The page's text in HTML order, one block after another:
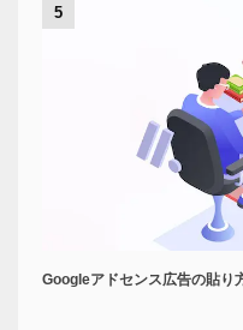
5
Googleアドセンス広告の貼り